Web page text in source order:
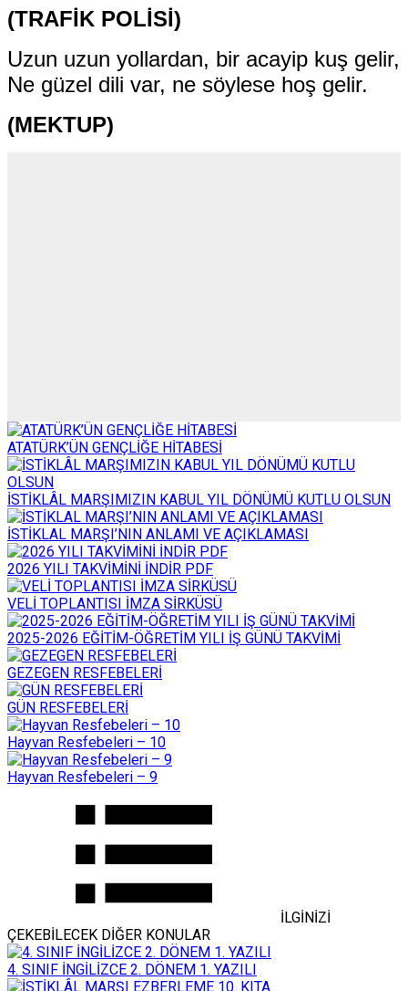
(TRAFİK POLİSİ)
Uzun uzun yollardan, bir acayip kuş gelir,
Ne güzel dili var, ne söylese hoş gelir.
(MEKTUP)
ATATÜRK’ÜN GENÇLİĞE HİTABESİ
İSTİKLÂL MARŞIMIZIN KABUL YIL DÖNÜMÜ KUTLU OLSUN
İSTİKLAL MARŞI’NIN ANLAMI VE AÇIKLAMASI
2026 YILI TAKVİMİNİ İNDİR PDF
VELİ TOPLANTISI İMZA SİRKÜSÜ
2025-2026 EĞİTİM-ÖĞRETİM YILI İŞ GÜNÜ TAKVİMİ
GEZEGEN RESFEBELERİ
GÜN RESFEBELERİ
Hayvan Resfebeleri – 10
Hayvan Resfebeleri – 9
İLGİNİZİ
ÇEKEBİLECEK DİĞER KONULAR
4. SINIF İNGİLİZCE 2. DÖNEM 1. YAZILI